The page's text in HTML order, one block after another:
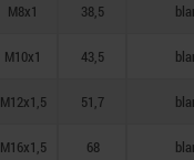
M8x1 38,5
M10x1 43,5
M12x1,5 51,7
M16x1,5 68